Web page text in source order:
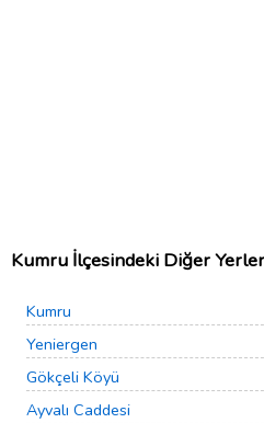
Kumru İlçesindeki Diğer Yerler
Kumru
Yeniergen
Gökçeli Köyü
Ayvalı Caddesi